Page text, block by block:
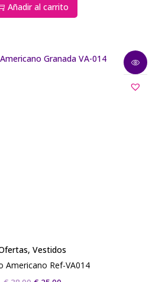
Añadir al carrito
,Vestidos
Americano Ref-VA014